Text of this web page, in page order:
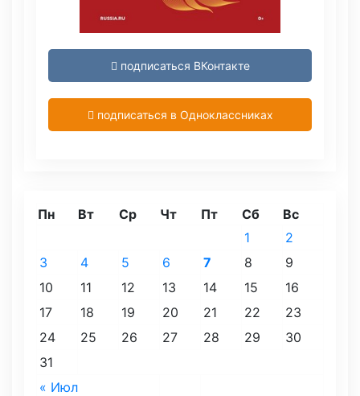
подписаться ВКонтакте
подписаться в Одноклассниках
Пн Вт Ср Чт Пт Сб Вс
« Июл
1
2
3
4 5 6 7 8
9
10
11 12 13 14 15
16
17
18 19 20 21 22
23
24
25 26 27 28 29
30
31